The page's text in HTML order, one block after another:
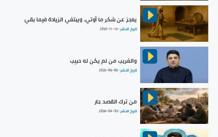
يعجز عن شكر ما أوتي، ويبتغي الزيادة فيما بقي
تاريخ النشر :2025-11-13
والغريب من لم يكن له حبيب
تاريخ النشر :2023-08-08
من ترك القصد جار
تاريخ النشر :2026-04-02